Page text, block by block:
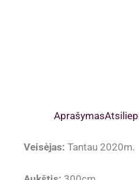
Aprašymas
Veisėjas: Tantau 2020m.